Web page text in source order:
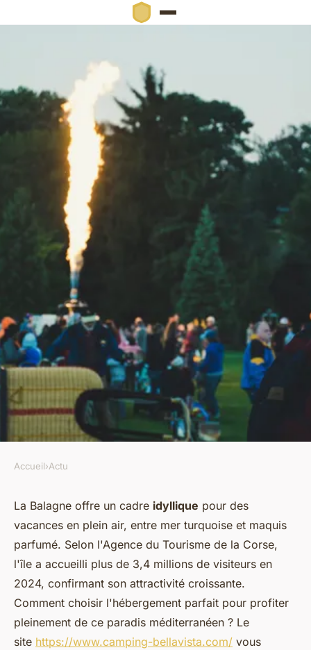
Séjour idyllique au camping
bella vista à calvi
Owen •31 décembre 2025• 8 min de lecture
Accueil›Actu
La Balagne offre un cadre idyllique pour des
vacances en plein air, entre mer turquoise et maquis
parfumé. Selon l'Agence du Tourisme de la Corse,
l'île a accueilli plus de 3,4 millions de visiteurs en
2024, confirmant son attractivité croissante.
Comment choisir l'hébergement parfait pour profiter
pleinement de ce paradis méditerranéen ? Le
site https://www.camping-bellavista.com/ vous